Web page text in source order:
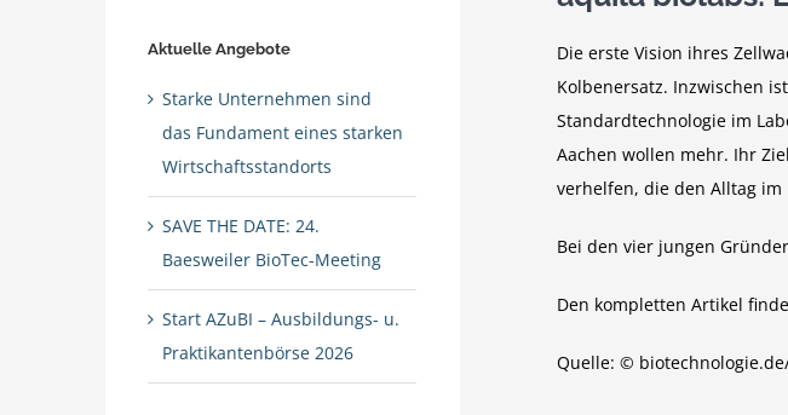
Die erste Vision ihres
Kolbenersatz. Inzwischen
Standardtechnologie im
Aachen wollen mehr. Ihr
verhelfen, die den Alltag
Bei den vier jungen
Den kompletten Artikel
Quelle: ©
Aktuelle Angebote
Starke Unternehmen sind
das Fundament eines starken
Wirtschaftsstandorts
SAVE THE DATE: 24.
Baesweiler BioTec-Meeting
Start AZuBI – Ausbildungs- u.
Praktikantenbörse 2026